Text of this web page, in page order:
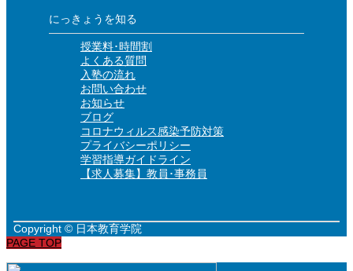
にっきょうを知る
授業料･時間割
よくある質問
入塾の流れ
お問い合わせ
お知らせ
ブログ
コロナウィルス感染予防対策
プライバシーポリシー
学習指導ガイドライン
【求人募集】教員･事務員
Copyright © 日本教育学院
PAGE TOP